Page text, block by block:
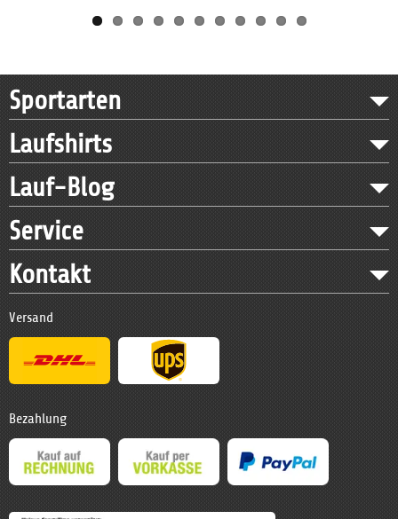
Sportarten
Laufshirts
Lauf-Blog
Service
Kontakt
Versand
Bezahlung